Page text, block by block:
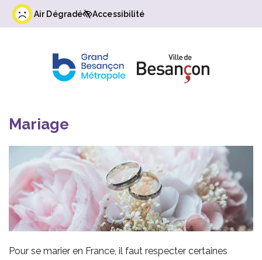
Gestion des traceurs
Air Dégradé Accessibilité
Mariage
Pour se marier en France, il faut respecter certaines